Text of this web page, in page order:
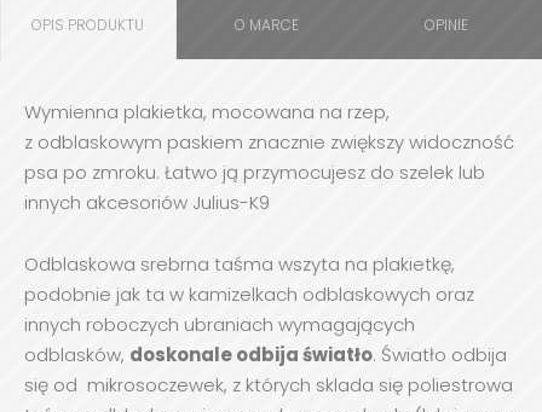
OPIS PRODUKTU O MARCE OPINIE
Wymienna plakietka, mocowana na rzep,
z odblaskowym paskiem znacznie zwiększy widoczność
psa po zmroku. Łatwo ją przymocujesz do szelek lub
innych akcesoriów Julius-K9
Odblaskowa srebrna taśma wszyta na plakietkę,
podobnie jak ta w kamizelkach odblaskowych oraz
innych roboczych ubraniach wymagających
odblasków, doskonale odbija światło. Światło odbija
się od mikrosoczewek, z których sklada się poliestrowa